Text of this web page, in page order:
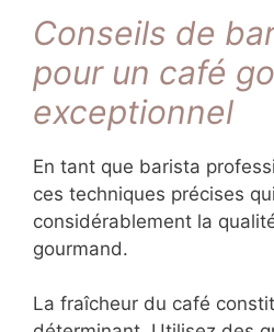
édulcorants naturels
le miel ou le sirop d’agave.
chocolat noir intense
sucre ajouté tout en
satisfaction gustative
L’essentiel reste de ne
qualité gustative malgré
Avec les bons ingrédients
versions alternatives
leurs homologues